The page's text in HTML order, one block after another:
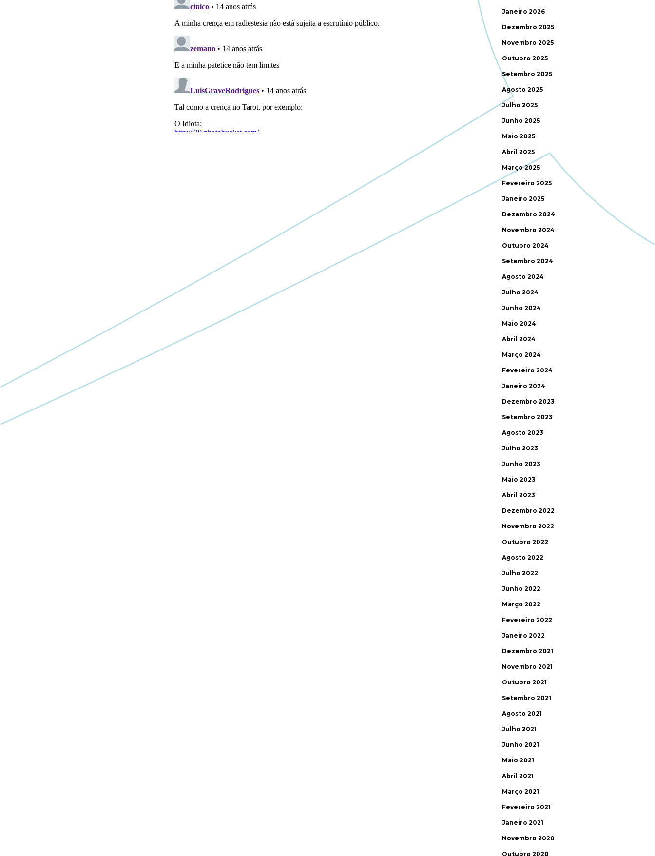
Janeiro 2026
Dezembro 2025
Novembro 2025
Outubro 2025
Setembro 2025
Agosto 2025
Julho 2025
Junho 2025
Maio 2025
Abril 2025
Março 2025
Fevereiro 2025
Janeiro 2025
Dezembro 2024
Novembro 2024
Outubro 2024
Setembro 2024
Agosto 2024
Julho 2024
Junho 2024
Maio 2024
Abril 2024
Março 2024
Fevereiro 2024
Janeiro 2024
Dezembro 2023
Setembro 2023
Agosto 2023
Julho 2023
Junho 2023
Maio 2023
Abril 2023
Dezembro 2022
Novembro 2022
Outubro 2022
Agosto 2022
Julho 2022
Junho 2022
Março 2022
Fevereiro 2022
Janeiro 2022
Dezembro 2021
Novembro 2021
Outubro 2021
Setembro 2021
Agosto 2021
Julho 2021
Junho 2021
Maio 2021
Abril 2021
Março 2021
Fevereiro 2021
Janeiro 2021
Novembro 2020
Outubro 2020